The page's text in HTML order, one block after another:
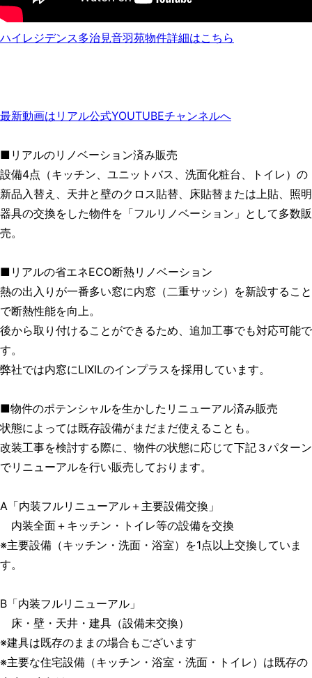
ハイレジデンス多治見音羽苑物件詳細はこちら
最新動画はリアル公式YOUTUBEチャンネルへ
■リアルのリノベーション済み販売
設備4点（キッチン、ユニットバス、洗面化粧台、トイレ）の
新品入替え、天井と壁のクロス貼替、床貼替または上貼、照明
器具の交換をした物件を「フルリノベーション」として多数販
売。
■リアルの省エネECO断熱リノベーション
熱の出入りが一番多い窓に内窓（二重サッシ）を新設すること
で断熱性能を向上。
後から取り付けることができるため、追加工事でも対応可能で
す。
弊社では内窓にLIXILのインプラスを採用しています。
■物件のポテンシャルを生かしたリニューアル済み販売
状態によっては既存設備がまだまだ使えることも。
改装工事を検討する際に、物件の状態に応じて下記３パターン
でリニューアルを行い販売しております。
A「内装フルリニューアル＋主要設備交換」
内装全面＋キッチン・トイレ等の設備を交換
※主要設備（キッチン・洗面・浴室）を1点以上交換していま
す。
B「内装フルリニューアル」
床・壁・天井・建具（設備未交換）
※建具は既存のままの場合もございます
※主要な住宅設備（キッチン・浴室・洗面・トイレ）は既存の